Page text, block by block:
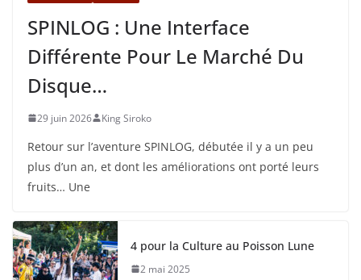
SPINLOG : Une Interface
Différente Pour Le Marché Du
Disque…
29 juin 2026 King Siroko
Retour sur l’aventure SPINLOG, débutée il y a un peu
plus d’un an, et dont les améliorations ont porté leurs
fruits… Une
4 pour la Culture au Poisson Lune
2 mai 2025